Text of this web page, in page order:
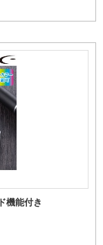
機能付き